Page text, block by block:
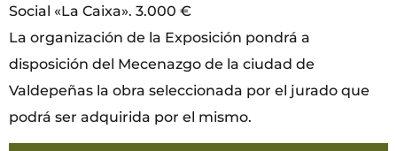
Social «La Caixa». 3.000 €
La organización de la Exposición pondrá a
disposición del Mecenazgo de la ciudad de
Valdepeñas la obra seleccionada por el jurado que
podrá ser adquirida por el mismo.